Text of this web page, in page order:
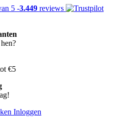
5 -3.449 reviews
€5
Inloggen